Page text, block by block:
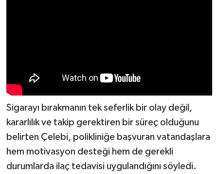
Sigarayı bırakmanın tek seferlik bir olay değil,
kararlılık ve takip gerektiren bir süreç olduğunu
belirten Çelebi, polikliniğe başvuran vatandaşlara
hem motivasyon desteği hem de gerekli
durumlarda ilaç tedavisi uygulandığını söyledi.